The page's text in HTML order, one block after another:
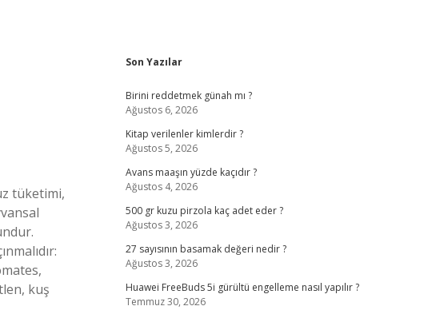
tüketimi,
kuş
Sidebar
Son Yazılar
Birini reddetmek günah mı ?
Ağustos 6, 2026
Kitap verilenler kimlerdir ?
Ağustos 5, 2026
Avans maaşın yüzde kaçıdır ?
Ağustos 4, 2026
500 gr kuzu pirzola kaç adet eder ?
Ağustos 3, 2026
27 sayısının basamak değeri nedir ?
Ağustos 3, 2026
Huawei FreeBuds 5i gürültü engelleme nasıl yapılır ?
Temmuz 30, 2026
ilbet giriş